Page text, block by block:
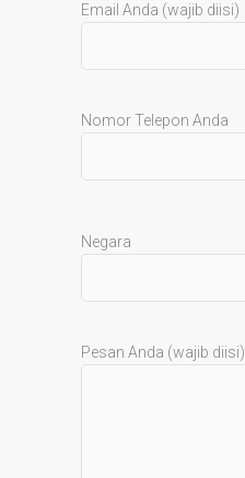
Email Anda (wajib diisi)
Nomor Telepon Anda
Negara
Pesan Anda (wajib diisi)